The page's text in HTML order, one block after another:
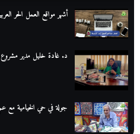
أشهر مواقع العمل الحر
د. غادة خليل مدير مشروع رواد 2023 في حوار
جولة في حي الخيامية مع